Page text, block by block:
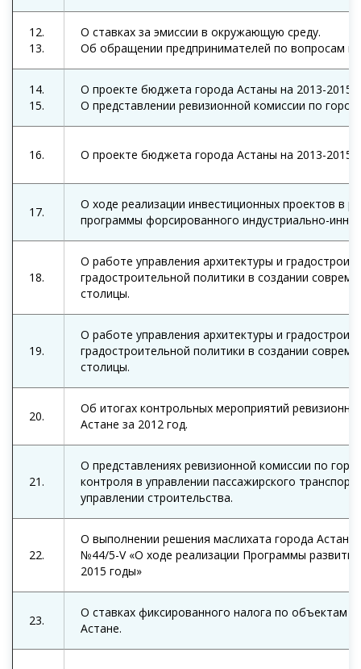
12.
13.
О ставках за эмиссии в окружающую среду.
Об обращении предпринимателей по вопросам
14.
15.
О проекте бюджета города Астаны на 2013-2015
О представлении ревизионной комиссии по
16. О проекте бюджета города Астаны на 2013-2015
17.
О ходе реализации инвестиционных проектов в
программы форсированного индустриально-
18.
О работе управления архитектуры и
градостроительной политики в создании
столицы.
19.
О работе управления архитектуры и
градостроительной политики в создании
столицы.
20.
Об итогах контрольных мероприятий
Астане за 2012 год.
21.
О представлениях ревизионной комиссии по
контроля в управлении пассажирского
управлении строительства.
22.
О выполнении решения маслихата города
№44/5-V «О ходе реализации Программы
2015 годы»
23.
О ставках фиксированного налога по объектам
Астане.